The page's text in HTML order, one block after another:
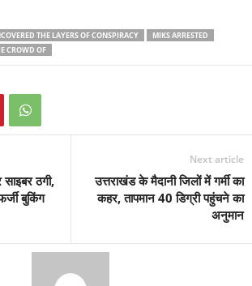
THE LAYERS OF CONSPIRACY
MIKS ARRESTED
CROWD OF
साइबर ठगी,
बुकिंग
Next article
उत्तराखंड के मैदानी जिलों में गर्मी का
कहर, तापमान 40 डिग्री पहुंचने का
अनुमान